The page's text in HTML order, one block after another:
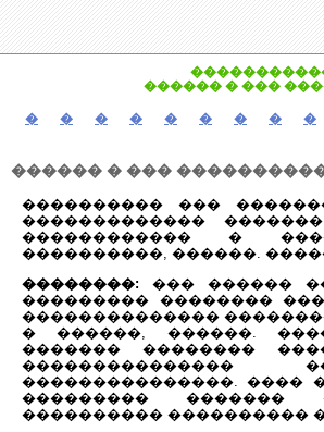
������ � ���
� � � � � � � � �
������ � ���
���������� ���
�������������
������������ �
����������, ������.
��������: ��� ������
��������� ��������
��������������
� ������, ������.
������� ��������
���������������
���������������. ����
��������� �������
���������� ����������